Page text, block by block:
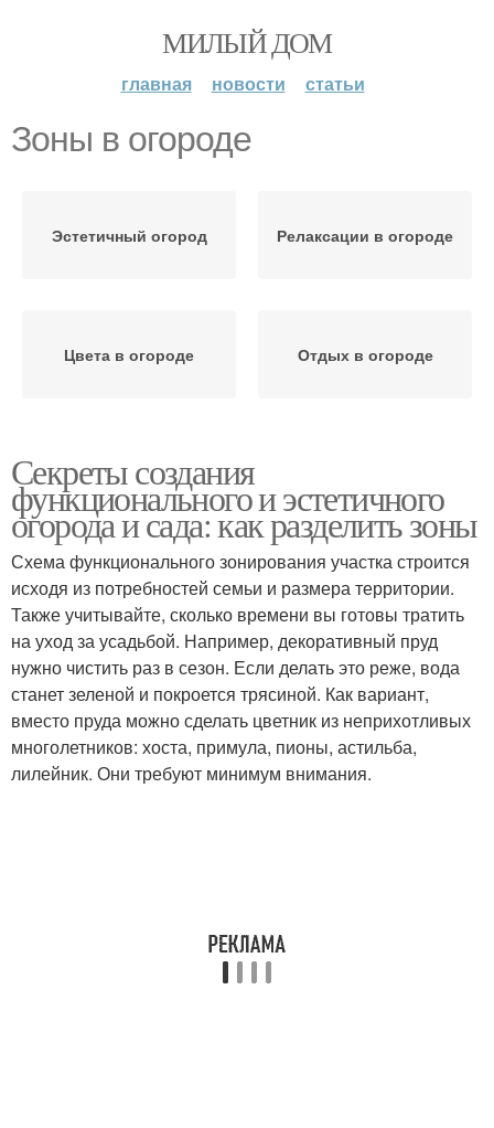
МИЛЫЙ ДОМ
главная новости статьи
Зоны в огороде
Эстетичный огород Релаксации в огороде
Цвета в огороде Отдых в огороде
Секреты создания
функционального и эстетичного
огорода и сада: как разделить зоны
Схема функционального зонирования участка строится
исходя из потребностей семьи и размера территории.
Также учитывайте, сколько времени вы готовы тратить
на уход за усадьбой. Например, декоративный пруд
нужно чистить раз в сезон. Если делать это реже, вода
станет зеленой и покроется трясиной. Как вариант,
вместо пруда можно сделать цветник из неприхотливых
многолетников: хоста, примула, пионы, астильба,
лилейник. Они требуют минимум внимания.